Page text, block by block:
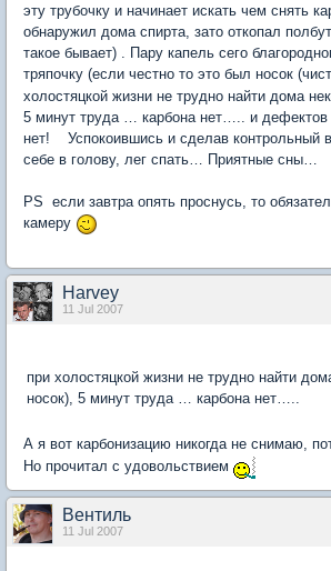
эту трубочку и начинает искать чем снять
обнаружил дома спирта, зато откопал
такое бывает) . Пару капель сего
тряпочку (если честно то это был носок
холостяцкой жизни не трудно найти дома
5 минут труда … карбона нет….. и дефектов
нет! Успокоившись и сделав контрольный
себе в голову, лег спать… Приятные сны…
PS если завтра опять проснусь, то
камеру
Harvey
11 Jul 2007
при холостяцкой жизни не трудно найти
носок), 5 минут труда … карбона нет…..
А я вот карбонизацию никогда не снимаю,
Но прочитал с удовольствием
Вентиль
11 Jul 2007